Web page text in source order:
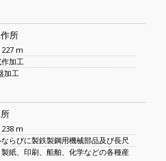
所
m
加工
加工
m
ならびに製鉄製鋼用機械部品及び長尺
紙、印刷、船舶、化学などの各種産